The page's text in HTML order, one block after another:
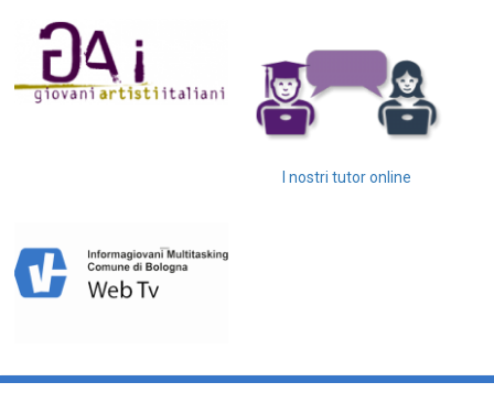
I nostri tutor online